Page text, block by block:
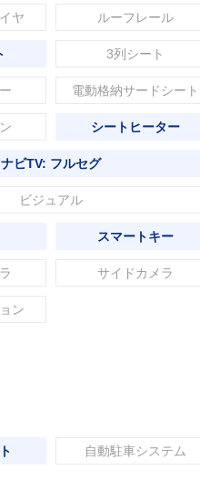
ヤ ルーフレール
3列シート
電動格納サードシート
シートヒーター
ナビTV: フルセグ
ビジュアル
スマートキー
サイドカメラ
ン
自動駐車システム